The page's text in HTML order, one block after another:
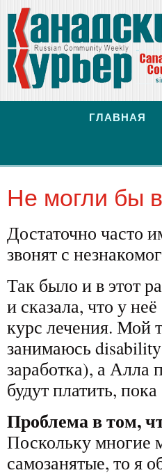
ГЛАВНАЯ
Не могли бы
Достаточно часто
звонят с
Так было и в этот
и сказала, что у
курс лечения. Мой
занимаюсь
заработка), а Алла
будут платить,
Проблема в том,
Поскольку многие
самозанятые, то я